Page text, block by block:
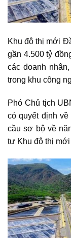
Khu đô thị mới
gần 4.500 tỷ
các doanh
trong khu công
Phó Chủ tịch
có quyết định
cầu sơ bộ về
tư Khu đô thị